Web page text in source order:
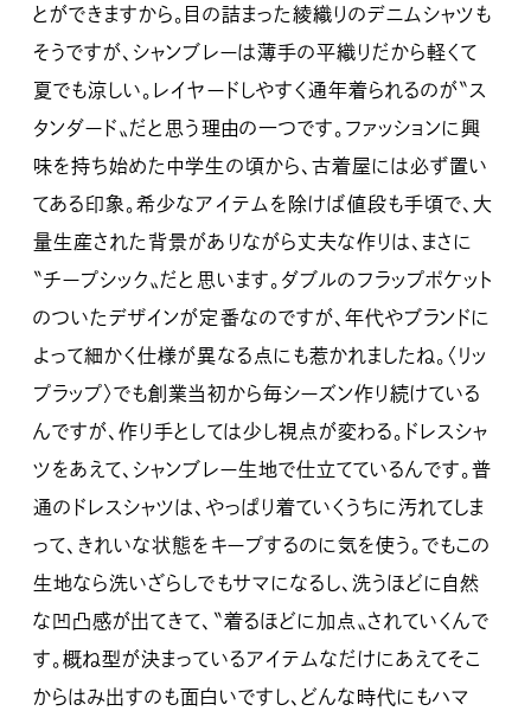
とができますから。目の詰まった綾織りのデニムシャツも
そうですが、シャンブレーは薄手の平織りだから軽くて
夏でも涼しい。レイヤードしやすく通年着られるのが〝ス
タンダード〟だと思う理由の一つです。ファッションに興
味を持ち始めた中学生の頃から、古着屋には必ず置い
てある印象。希少なアイテムを除けば値段も手頃で、大
量生産された背景がありながら丈夫な作りは、まさに
〝チープシック〟だと思います。ダブルのフラップポケット
のついたデザインが定番なのですが、年代やブランドに
よって細かく仕様が異なる点にも惹かれましたね。〈リッ
プラップ〉でも創業当初から毎シーズン作り続けている
んですが、作り手としては少し視点が変わる。ドレスシャ
ツをあえて、シャンブレー生地で仕立てているんです。普
通のドレスシャツは、やっぱり着ていくうちに汚れてしま
って、きれいな状態をキープするのに気を使う。でもこの
生地なら洗いざらしでもサマになるし、洗うほどに自然
な凹凸感が出てきて、〝着るほどに加点〟されていくんで
す。概ね型が決まっているアイテムなだけにあえてそこ
からはみ出すのも面白いですし、どんな時代にもハマ